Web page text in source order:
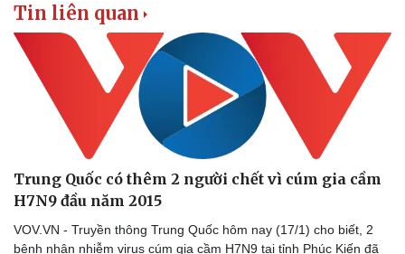
Tin liên quan
Trung Quốc có thêm 2 người chết vì cúm gia cầm
H7N9 đầu năm 2015
VOV.VN - Truyền thông Trung Quốc hôm nay (17/1) cho biết, 2
bệnh nhân nhiễm virus cúm gia cầm H7N9 tại tỉnh Phúc Kiến đã